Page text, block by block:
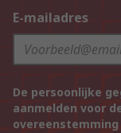
E-mailadres
De persoonlijke
aanmelden voor